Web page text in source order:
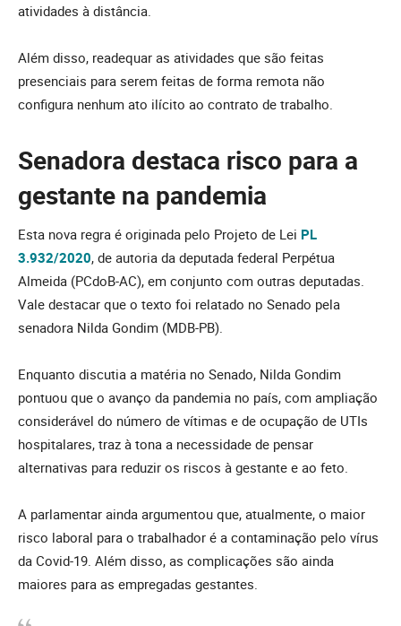
atividades à distância.
Além disso, readequar as atividades que são feitas
presenciais para serem feitas de forma remota não
configura nenhum ato ilícito ao contrato de trabalho.
Senadora destaca risco para a
gestante na pandemia
Esta nova regra é originada pelo Projeto de Lei PL
3.932/2020, de autoria da deputada federal Perpétua
Almeida (PCdoB-AC), em conjunto com outras deputadas.
Vale destacar que o texto foi relatado no Senado pela
senadora Nilda Gondim (MDB-PB).
Enquanto discutia a matéria no Senado, Nilda Gondim
pontuou que o avanço da pandemia no país, com ampliação
considerável do número de vítimas e de ocupação de UTIs
hospitalares, traz à tona a necessidade de pensar
alternativas para reduzir os riscos à gestante e ao feto.
A parlamentar ainda argumentou que, atualmente, o maior
risco laboral para o trabalhador é a contaminação pelo vírus
da Covid-19. Além disso, as complicações são ainda
maiores para as empregadas gestantes.